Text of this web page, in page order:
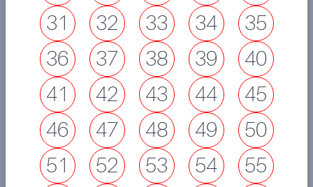
31
32 33 34
35
36
37 38 39
40
41
42 43 44
45
46
47 48 49
50
51
52 53 54
55